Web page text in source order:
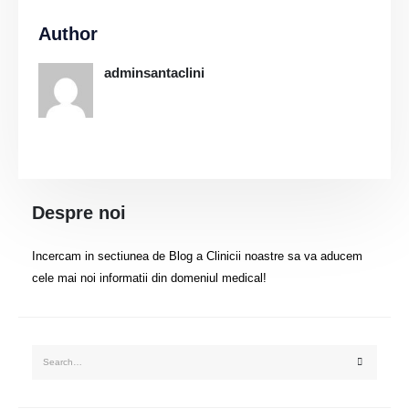
Author
adminsantaclini
Despre noi
Incercam in sectiunea de Blog a Clinicii noastre sa va aducem
cele mai noi informatii din domeniul medical!